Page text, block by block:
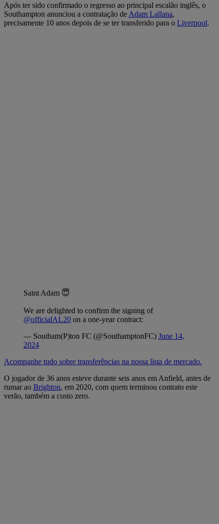
Após ter sido confirmado o regresso ao principal escalão inglês, o
Southampton anunciou a contratação de Adam Lallana,
precisamente 10 anos depois de se ter transferido para o Liverpool.
Saint Adam 😇
We are delighted to confirm the signing of
@officialAL20 on a one-year contract:
— Southam(P)ton FC (@SouthamptonFC) June 14,
2024
Acompanhe tudo sobre transferências na nossa lista de mercado.
O jogador de 36 anos esteve durante seis anos em Anfield, antes de
rumar ao Brighton, em 2020, com quem terminou contrato este
verão, também a custo zero.